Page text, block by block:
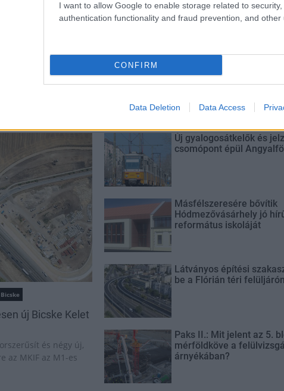
I want to allow Google to enable storage related to security,
authentication functionality and fraud prevention, and other
CONFIRM
Data Deletion Data Access
Kecskeméten is szakirányú
Ferenc Egyetem
A lakosságra is fontos
elkerülésében
Bicske
új Bicske Kelet
és négy új,
az MKIF az M1-es
Új gyalogosátkelők és
csomópont épül
Másfélszeresére bővítik
Hódmezővásárhely jó
református iskoláját
Látványos építési
be a Flórián téri felüljárón
Paks II.: Mit jelent az 5.
mérföldköve a
árnyékában?